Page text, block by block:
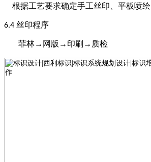
根据工艺要求确定手工丝印、平板喷绘
6.4 丝印程序
菲林→网版→印刷→质检